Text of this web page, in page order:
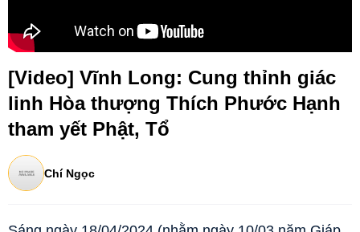
[Video] Vĩnh Long: Cung thỉnh giác
linh Hòa thượng Thích Phước Hạnh
tham yết Phật, Tổ
Chí Ngọc